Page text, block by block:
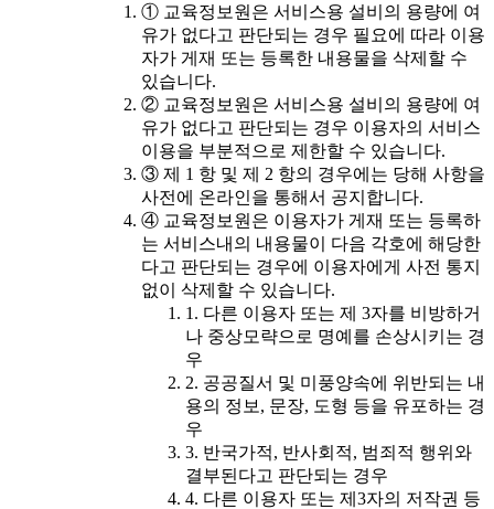
① 교육정보원은 서비스용 설비의 용량에 여
유가 없다고 판단되는 경우 필요에 따라 이용
자가 게재 또는 등록한 내용물을 삭제할 수
있습니다.
② 교육정보원은 서비스용 설비의 용량에 여
유가 없다고 판단되는 경우 이용자의 서비스
이용을 부분적으로 제한할 수 있습니다.
③ 제 1 항 및 제 2 항의 경우에는 당해 사항을
사전에 온라인을 통해서 공지합니다.
④ 교육정보원은 이용자가 게재 또는 등록하
는 서비스내의 내용물이 다음 각호에 해당한
다고 판단되는 경우에 이용자에게 사전 통지
없이 삭제할 수 있습니다.
1. 다른 이용자 또는 제 3자를 비방하거
나 중상모략으로 명예를 손상시키는 경
우
2. 공공질서 및 미풍양속에 위반되는 내
용의 정보, 문장, 도형 등을 유포하는 경
우
3. 반국가적, 반사회적, 범죄적 행위와
결부된다고 판단되는 경우
4. 다른 이용자 또는 제3자의 저작권 등